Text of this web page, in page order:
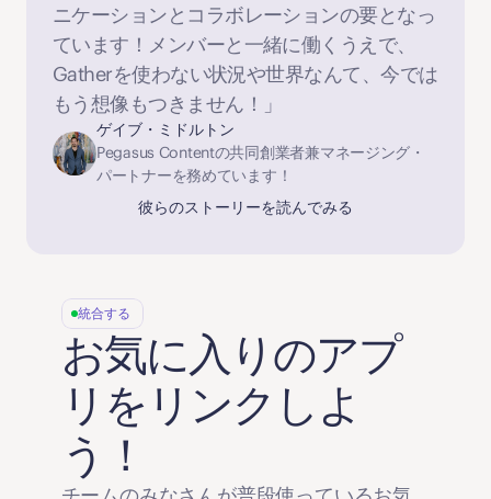
ニケーションとコラボレーションの要となっ
ています！メンバーと一緒に働くうえで、
Gatherを使わない状況や世界なんて、今では
もう想像もつきません！」
ゲイブ・ミドルトン
Pegasus Contentの共同創業者兼マネージング・
パートナーを務めています！
彼らのストーリーを読んでみる
統合する
お気に入りのアプ
リをリンクしよ
う！